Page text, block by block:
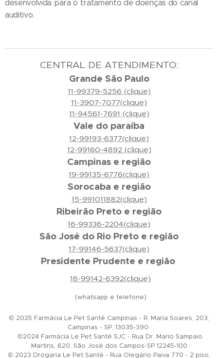
desenvolvida para o tratamento de doenças do canal
auditivo.
CENTRAL DE ATENDIMENTO:
Grande São Paulo
11-99379-5256 (clique)
11-3907-7077(clique)
11-94561-7691 (clique)
Vale do paraíba
12-99193-6377(clique)
12-99160-4892 (clique)
Campinas e região
19-99135-6776(clique)
Sorocaba e região
15-991011882(clique)
Ribeirão Preto e região
16-99336-2204(clique)
São José do Rio Preto e região
17-99146-5637(clique)
Presidente Prudente e região
18-99142-6392(clique)
(whatsapp e telefone)
© 2025 Farmácia Le Pet Santé Campinas - R. Maria Soares, 203,
Campinas - SP, 13035-390
©2024 Farmácia Le Pet Santé SJC - Rua Dr. Mario Sampaio
Martins, 620, São José dos Campos-SP 12245-100
© 2023 Drogaria Le Pet Santé - Rua Olegário Paiva 770 - 2 piso,